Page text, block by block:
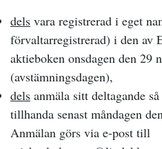
dels vara registrerad i eget
förvaltarregistrerad) i den av
aktieboken onsdagen den 29
(avstämningsdagen),
dels anmäla sitt deltagande
tillhanda senast måndagen
Anmälan görs via e-post till